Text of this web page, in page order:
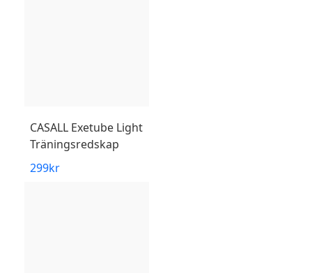
CASALL Exetube Light
Träningsredskap
299kr